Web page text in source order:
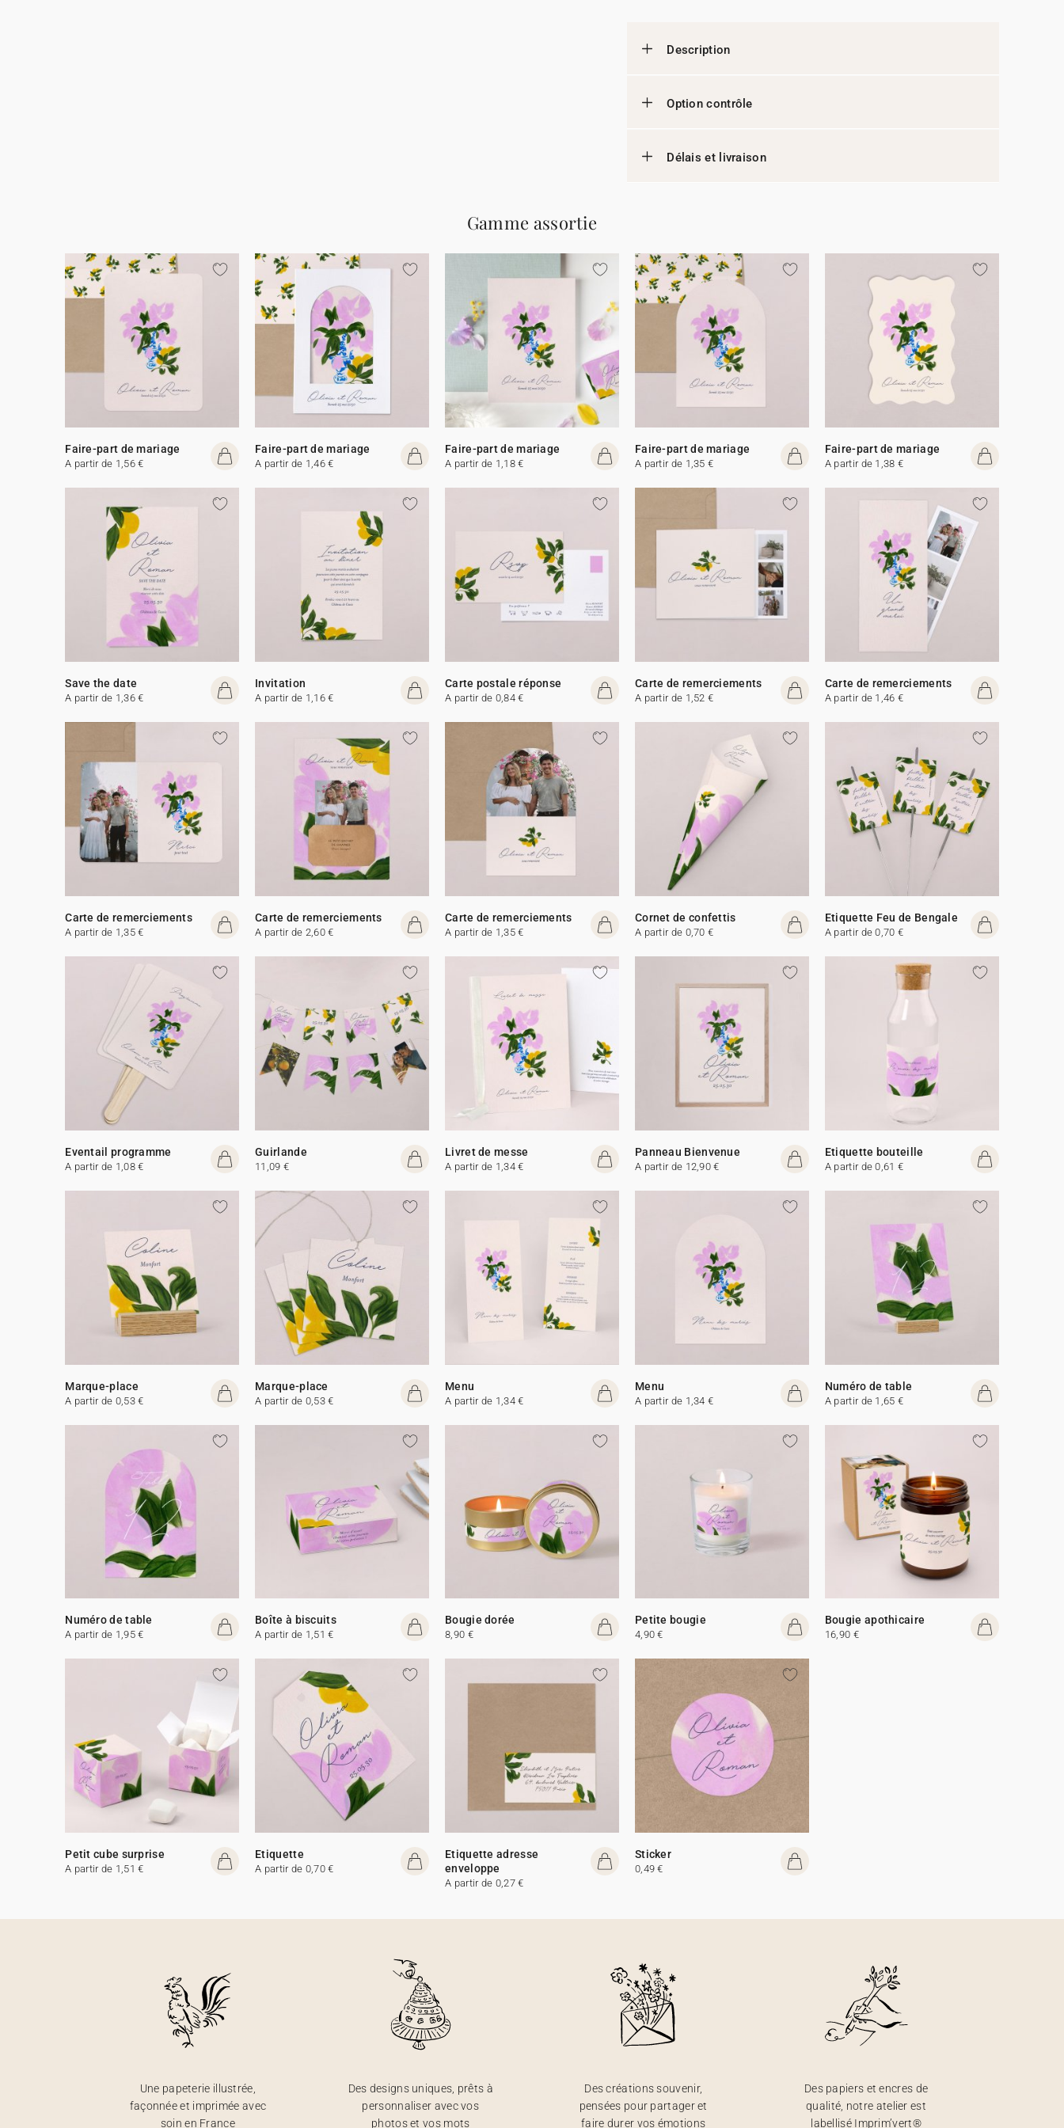
Description
Option contrôle
Délais et livraison
Gamme assortie
Faire-part de mariage
A partir de 1,56 €
Faire-part de mariage
A partir de 1,46 €
Faire-part de mariage
A partir de 1,18 €
Faire-part de mariage
A partir de 1,35 €
Faire-part de mariage
A partir de 1,38 €
Save the date
A partir de 1,36 €
Invitation
A partir de 1,16 €
Carte postale réponse
A partir de 0,84 €
Carte de remerciements
A partir de 1,52 €
Carte de remerciements
A partir de 1,46 €
Carte de remerciements
A partir de 1,35 €
Carte de remerciements
A partir de 2,60 €
Carte de remerciements
A partir de 1,35 €
Cornet de confettis
A partir de 0,70 €
Etiquette Feu de Bengale
A partir de 0,70 €
Eventail programme
A partir de 1,08 €
Guirlande
11,09 €
Livret de messe
A partir de 1,34 €
Panneau Bienvenue
A partir de 12,90 €
Etiquette bouteille
A partir de 0,61 €
Marque-place
A partir de 0,53 €
Marque-place
A partir de 0,53 €
Menu
A partir de 1,34 €
Menu
A partir de 1,34 €
Numéro de table
A partir de 1,65 €
Numéro de table
A partir de 1,95 €
Boîte à biscuits
A partir de 1,51 €
Bougie dorée
8,90 €
Petite bougie
4,90 €
Bougie apothicaire
16,90 €
Petit cube surprise
A partir de 1,51 €
Etiquette
A partir de 0,70 €
Etiquette adresse
enveloppe
A partir de 0,27 €
Sticker
0,49 €
Une papeterie illustrée,
façonnée et imprimée avec
soin en France
Des designs uniques, prêts à
personnaliser avec vos
photos et vos mots
Des créations souvenir,
pensées pour partager et
faire durer vos émotions
Des papiers et encres de
qualité, notre atelier est
labellisé Imprim’vert®